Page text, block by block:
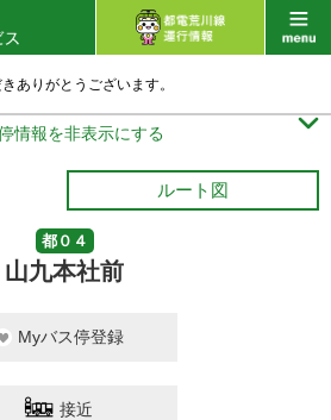
ありがとうございます。
情報を非表示にする 
ルート図
都０４
山九本社前
Myバス停登録
接近